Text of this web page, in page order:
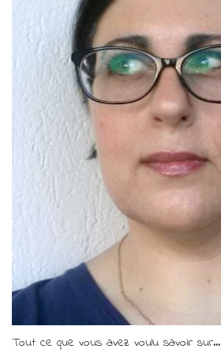
Tout ce que vous avez voulu savoir sur...